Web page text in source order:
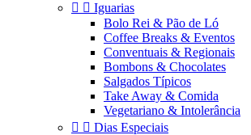
  Iguarias
Bolo Rei & Pão de Ló
Coffee Breaks & Eventos
Conventuais & Regionais
Bombons & Chocolates
Salgados Típicos
Take Away & Comida
Vegetariano & Intolerância
  Dias Especiais